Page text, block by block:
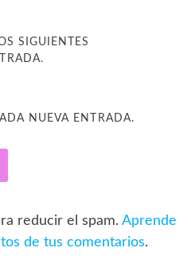
SIGUIENTES
NUEVA ENTRADA.
reducir el spam. Aprende
de tus comentarios.